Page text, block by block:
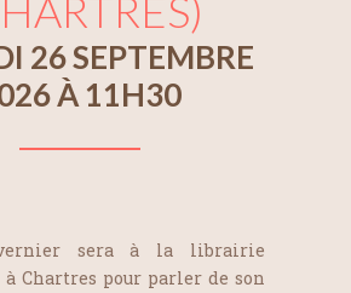
26 SEPTEMBRE
À 11H30
sera à la librairie
à Chartres pour parler de son